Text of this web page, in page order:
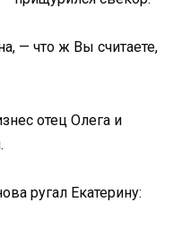
— что ж Вы считаете,
отец Олега и
ругал Екатерину: